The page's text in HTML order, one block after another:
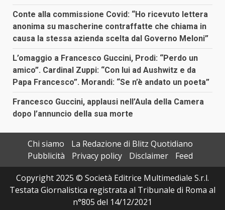
Conte alla commissione Covid: “Ho ricevuto lettera
anonima su mascherine contraffatte che chiama in
causa la stessa azienda scelta dal Governo Meloni”
L’omaggio a Francesco Guccini, Prodi: “Perdo un
amico”. Cardinal Zuppi: “Con lui ad Aushwitz e da
Papa Francesco”. Morandi: “Se n’è andato un poeta”
Francesco Guccini, applausi nell’Aula della Camera
dopo l’annuncio della sua morte
Chi siamo
La Redazione di Blitz Quotidiano
Pubblicità
Privacy policy Disclaimer
Feed
Copyright 2025 © Società Editrice Multimediale S.r.l.
Testata Giornalistica registrata al Tribunale di Roma al
n°805 del 14/12/2021